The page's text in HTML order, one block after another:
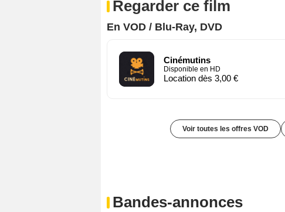
Regarder ce film
En VOD / Blu-Ray, DVD
Cinémutins
Disponible en HD
Location dès 3,00 €
Voir toutes les offres VOD
Bandes-annonces